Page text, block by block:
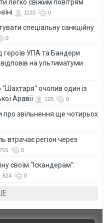
легко свіжим повітрям
1133 0
спеціальну санкційну
0
героїв УПА та Бандери
на ультиматуми
очолив один із
Аравії
125 0
про звільнення ще чотирьох
втрачає регіон через
701 0
своїм "Іскандерам":
624 0